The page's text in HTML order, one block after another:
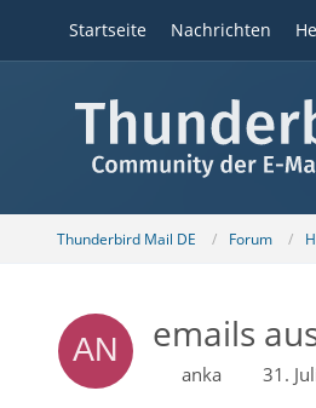
Startseite Nachrichten
Thunderbird Mail DE Forum
emails
anka 31.